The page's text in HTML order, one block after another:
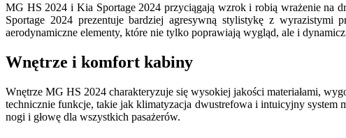
MG HS 2024 i Kia Sportage 2024 przyciągają wzrok i robią wrażenie na
Sportage 2024 prezentuje bardziej agresywną stylistykę z wyrazistymi
aerodynamiczne elementy, które nie tylko poprawiają wygląd, ale i
Wnętrze i komfort kabiny
Wnętrze MG HS 2024 charakteryzuje się wysokiej jakości materiałami,
technicznie funkcje, takie jak klimatyzacja dwustrefowa i intuicyjny system
nogi i głowę dla wszystkich pasażerów.